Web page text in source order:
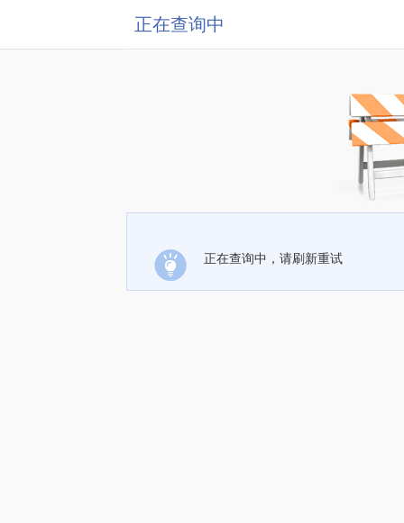
正在查询中
正在查询中，请刷新重试